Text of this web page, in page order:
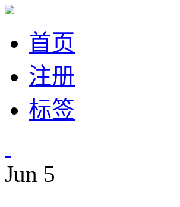
首页
注册
标签
Jun 5